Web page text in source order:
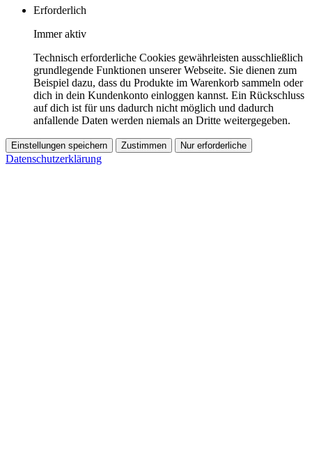
Erforderlich
Immer aktiv
Technisch erforderliche Cookies gewährleisten ausschließlich
grundlegende Funktionen unserer Webseite. Sie dienen zum
Beispiel dazu, dass du Produkte im Warenkorb sammeln oder
dich in dein Kundenkonto einloggen kannst. Ein Rückschluss
auf dich ist für uns dadurch nicht möglich und dadurch
anfallende Daten werden niemals an Dritte weitergegeben.
Einstellungen speichern Zustimmen Nur erforderliche
Datenschutzerklärung